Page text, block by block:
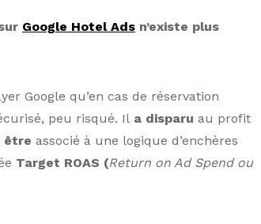
Google Hotel Ads n’existe plus
Google qu’en cas de réservation
peu risqué. Il a disparu au profit
être associé à une logique d’enchères
Target ROAS (Return on Ad Spend ou